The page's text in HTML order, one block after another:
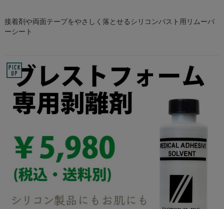
接着剤や両面テープをやさしく落とせるシリコンバスト用リムーバ
ーシート